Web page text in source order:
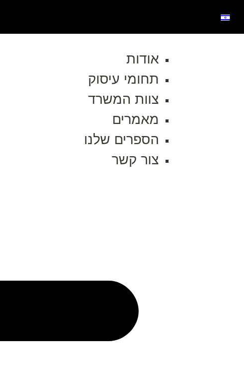
אודות
תחומי עיסוק
צוות המשרד
מאמרים
הספרים שלנו
צור קשר